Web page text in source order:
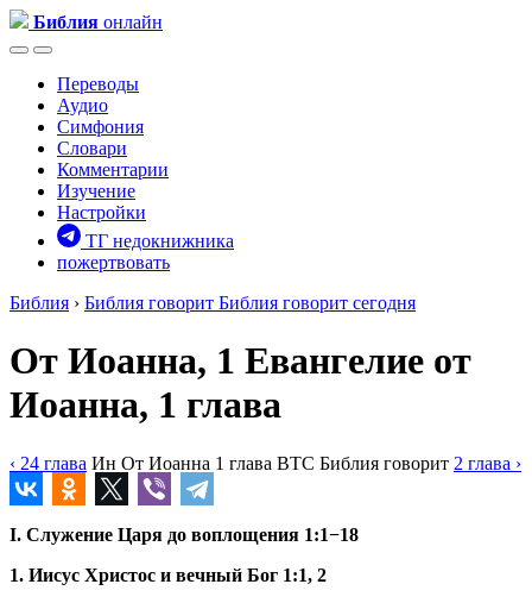
Библия онлайн
Переводы
Аудио
Симфония
Словари
Комментарии
Изучение
Настройки
ТГ недокнижника
пожертвовать
Библия › Библия говорит Библия говорит сегодня
От Иоанна, 1 Евангелие от
Иоанна, 1 глава
‹ 24 глава Ин От Иоанна 1 глава BTC Библия говорит 2 глава ›
I. Служение Царя до воплощения 1:1−18
1. Иисус Христос и вечный Бог 1:1, 2